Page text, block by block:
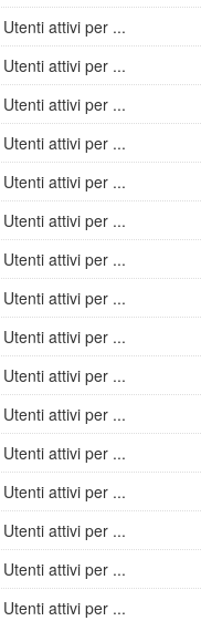
Utenti attivi per ...
Utenti attivi per ...
Utenti attivi per ...
Utenti attivi per ...
Utenti attivi per ...
Utenti attivi per ...
Utenti attivi per ...
Utenti attivi per ...
Utenti attivi per ...
Utenti attivi per ...
Utenti attivi per ...
Utenti attivi per ...
Utenti attivi per ...
Utenti attivi per ...
Utenti attivi per ...
Utenti attivi per ...